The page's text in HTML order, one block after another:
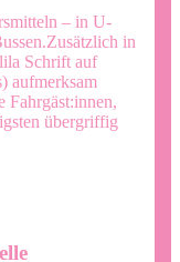
– in U-
Zusätzlich in
Schrift auf
aufmerksam
Fahrgäst:innen,
übergriffig